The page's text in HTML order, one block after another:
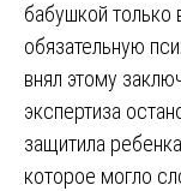
бабушкой только
обязательную
внял этому
экспертиза
защитила
которое могло